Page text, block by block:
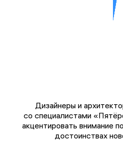
Дизайнеры и
со специалистами
акцентировать внимание
достоинствах